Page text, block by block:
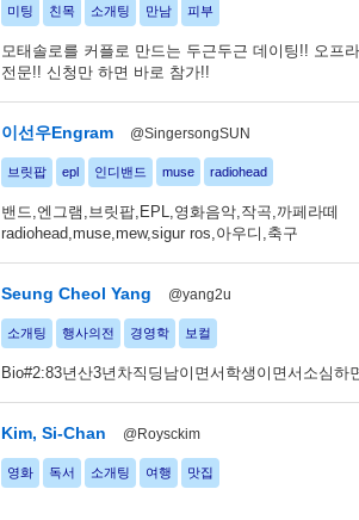
미팅 친목 소개팅 만남 피부
모태솔로를 커플로 만드는 두근두근 데이팅!! 오프
전문!! 신청만 하면 바로 참가!!
이선우Engram @SingersongSUN
브릿팝 epl 인디밴드 muse radiohead
밴드,엔그램,브릿팝,EPL,영화음악,작곡,까페라떼
radiohead,muse,mew,sigur ros,아우디,축구
Seung Cheol Yang @yang2u
소개팅 행사의전 경영학 보컬
Bio#2:83년산3년차직딩남이면서학생이면서소심하
Kim, Si-Chan @Roysckim
영화 독서 소개팅 여행 맛집